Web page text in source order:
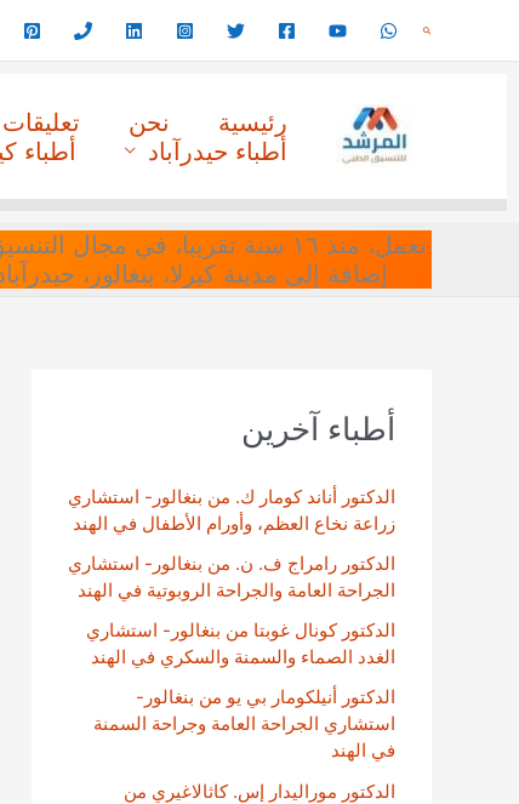
البحث
رئيسية نحن
أطباء حيدرآباد
أطباء
نعمل، منذ ١٦ سنة تقريبا، في
إضافة إلى مدينة كيرلا، بنغالور،
أطباء آخرين
الدكتور أناند كومار ك. من بنغالور- استشاري
زراعة نخاع العظم، وأورام الأطفال في الهند
الدكتور رامراج ف. ن. من بنغالور- استشاري
الجراحة العامة والجراحة الروبوتية في الهند
الدكتور كونال غوبتا من بنغالور- استشاري
الغدد الصماء والسمنة والسكري في الهند
الدكتور أنيلكومار بي يو من بنغالور-
استشاري الجراحة العامة وجراحة السمنة
في الهند
الدكتور موراليدار إس. كاثالاغيري من